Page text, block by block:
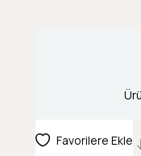
Favorilere Ekle